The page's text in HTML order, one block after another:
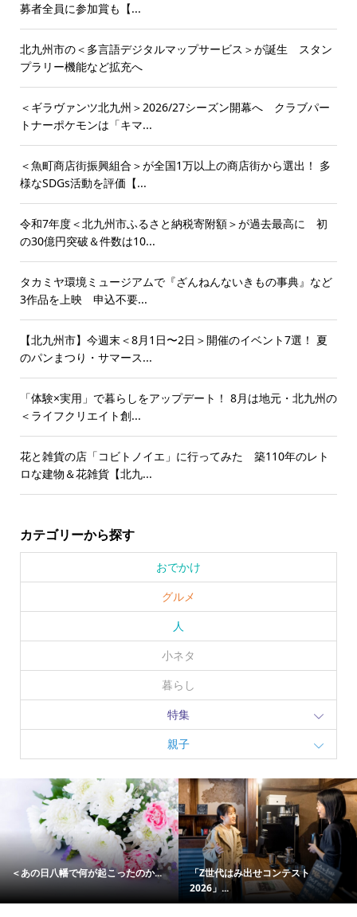
募者全員に参加賞も【...
北九州市の＜多言語デジタルマップサービス＞が誕生 スタン
プラリー機能など拡充へ
＜ギラヴァンツ北九州＞2026/27シーズン開幕へ クラブパー
トナーポケモンは「キマ...
＜魚町商店街振興組合＞が全国1万以上の商店街から選出！ 多
様なSDGs活動を評価【...
令和7年度＜北九州市ふるさと納税寄附額＞が過去最高に 初
の30億円突破＆件数は10...
タカミヤ環境ミュージアムで『ざんねんないきもの事典』など
3作品を上映 申込不要...
【北九州市】今週末＜8月1日〜2日＞開催のイベント7選！ 夏
のパンまつり・サマース...
「体験×実用」で暮らしをアップデート！ 8月は地元・北九州の
＜ライフクリエイト創...
花と雑貨の店「コビトノイエ」に行ってみた 築110年のレト
ロな建物＆花雑貨【北九...
カテゴリーから探す
おでかけ
グルメ
人
小ネタ
暮らし
特集
親子
無料で楽しめる＜脱出ゲーム＆職... 初の夜間営業！「花農丘公園親子...